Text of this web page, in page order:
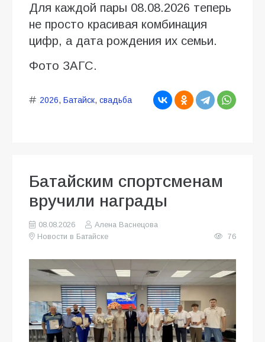
Для каждой пары 08.08.2026 теперь
не просто красивая комбинация
цифр, а дата рождения их семьи.
Фото ЗАГС.
2026, Батайск, свадьба
Батайским спортсменам
вручили награды
08.08.2026
Алена Васнецова
Новости в Батайске
76